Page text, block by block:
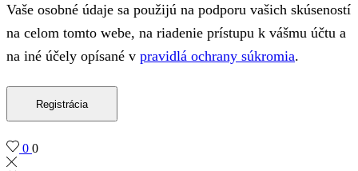
Vaše osobné údaje sa použijú na podporu vašich skúseností
na celom tomto webe, na riadenie prístupu k vášmu účtu a
na iné účely opísané v pravidlá ochrany súkromia.
Registrácia
0 0